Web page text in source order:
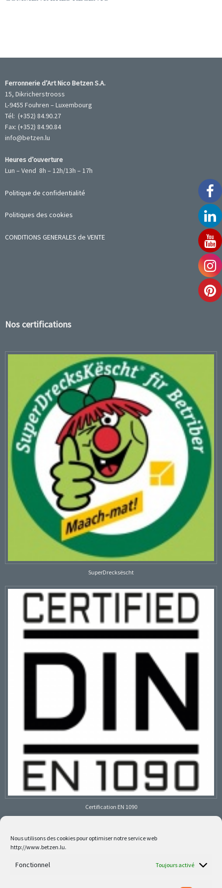
Nous utilisons des cookies pour optimiser notre service web
http://www.betzen.lu.
Fonctionnel Toujours activé
Ferronnerie d’Art Nico Betzen S.A.
15, Dikricherstrooss
L-9455 Fouhren – Luxembourg
Tél: (+352) 84.90.27
Fax: (+352) 84.90.84
info@betzen.lu
Heures d’ouverture
Lun – Vend 8h – 12h/13h – 17h
Politique de confidentialité
Politiques des cookies
CONDITIONS GENERALES de VENTE
Nos certifications
SuperDrecksëscht
Certification EN 1090
Follow us on social media